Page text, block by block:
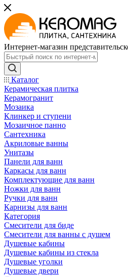
Интернет-магазин
Каталог
Керамическая плитка
Керамогранит
Мозаика
Клинкер и ступени
Мозаичное панно
Сантехника
Акриловые ванны
Унитазы
Панели для ванн
Каркасы для ванн
Комплектующие для ванн
Ножки для ванн
Ручки для ванн
Карнизы для ванн
Категория
Смесители для биде
Смесители для ванны с душем
Душевые кабины
Душевые кабины из стекла
Душевые уголки
Душевые двери